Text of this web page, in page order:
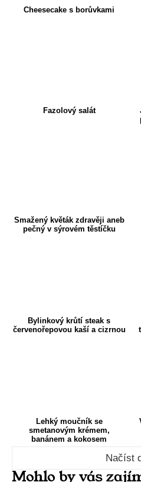
Cheesecake s borůvkami
Fazolový salát
Smažený květák zdravěji aneb
pečný v sýrovém těstíčku
Bylinkový krůtí steak s
červenořepovou kaší a cizrnou
Lehký moučník se
smetanovým krémem,
banánem a kokosem
Načíst
Mohlo by vás